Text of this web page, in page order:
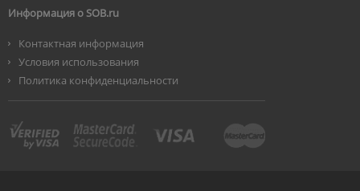
Информация о SOB.ru
Контактная информация
Условия использования
Политика конфиденциальности